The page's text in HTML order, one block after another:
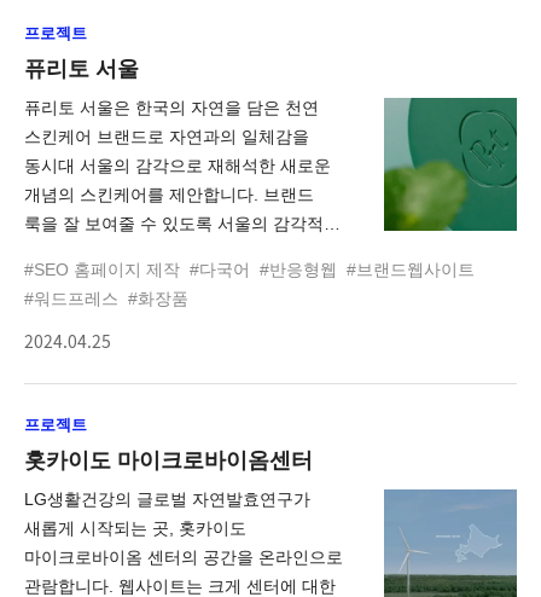
바탕으로 패키지, 제품 디자인, 상세페이지,
브랜드 스토리까지 일관된 흐름으로
프로젝트
퓨리토 서울
퓨리토 서울은 한국의 자연을 담은 천연
스킨케어 브랜드로 자연과의 일체감을
동시대 서울의 감각으로 재해석한 새로운
개념의 스킨케어를 제안합니다. 브랜드
룩을 잘 보여줄 수 있도록 서울의 감각적인
사이트에 녹여내는데 중점을 두어 작업을
하였습니다. 자유롭고 유려한 디자인과
탐험하는 듯한 스크롤 인터랙션을 통해
서울을 사이트에서 경험해보세요.
#SEO 홈페이지 제작 #다국어 #반응형웹
#브랜드웹사이트
#워드프레스 #화장품
2024.04.25
프로젝트
홋카이도 마이크로바이옴센터
LG생활건강의 글로벌 자연발효연구가
새롭게 시작되는 곳, 홋카이도
마이크로바이옴 센터의 공간을 온라인으로
관람합니다. 웹사이트는 크게 센터에 대한